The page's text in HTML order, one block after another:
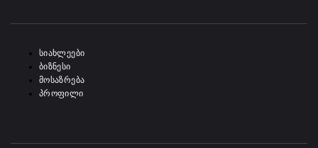
სიახლეები
ბიზნესი
მოსაზრება
პროფილი